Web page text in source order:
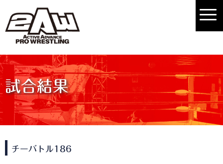
試合結果
チーバトル186